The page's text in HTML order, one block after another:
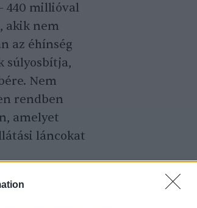
440 millióval
akik nem
az éhínség
súlyosbítja,
Nem
rendben
amelyet
láncokat